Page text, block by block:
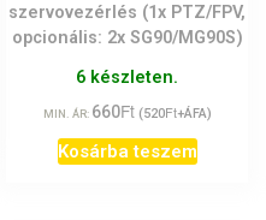
szervovezérlés (1x PTZ/FPV,
opcionális: 2x SG90/MG90S)
6 készleten.
MIN. ÁR: 660Ft (520Ft+ÁFA)
Kosárba teszem